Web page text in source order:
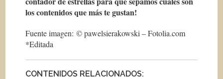
los contenidos que más te gustan!
Fuente imagen: © pawelsierakowski – Fotolia.com
*Editada
CONTENIDOS RELACIONADOS: